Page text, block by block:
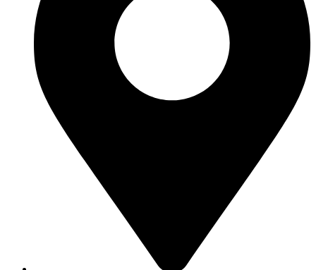
KUĆNA AUDIO VIDEO TEHNIKA
METEO STANICE
MIKRO HF-FI LINIJE
RADIO BUDILNICI
SENZORI,
TERMOMETRI…
KOMPJUTERSKI
PRODUŽNI
ADAPTERI KABLOVSKI